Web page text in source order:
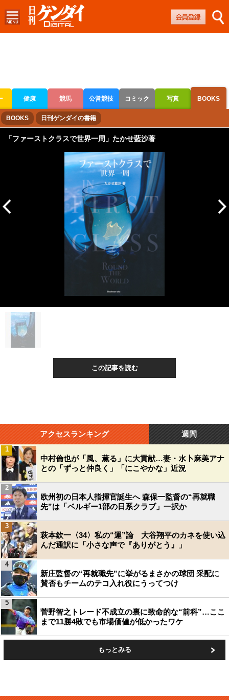
健康 競馬 公営競技 コミック 写真 BOOKS
ボートレース 競輪 オートレース
BOOKS 日刊ゲンダイの書籍
「ファーストクラスで世界一周」たかせ藍沙著
この記事を読む
アクセスランキング 週間
中村倫也が「風、薫る」に大貢献…妻・水卜麻美アナ
との「ずっと仲良く」「にこやかな」近況
1
欧州初の日本人指揮官誕生へ 森保一監督の“再就職
先”は「ベルギー1部の日系クラブ」一択か
2
萩本欽一〈34〉私の“運”論 大谷翔平のカネを使い込
んだ通訳に「小さな声で『ありがとう』」
3
新庄監督の“再就職先”に挙がるまさかの球団 采配に
賛否もチームのテコ入れ役にうってつけ
4
菅野智之トレード不成立の裏に致命的な“前科”…ここ
まで11勝4敗でも市場価値が低かったワケ
5
もっとみる